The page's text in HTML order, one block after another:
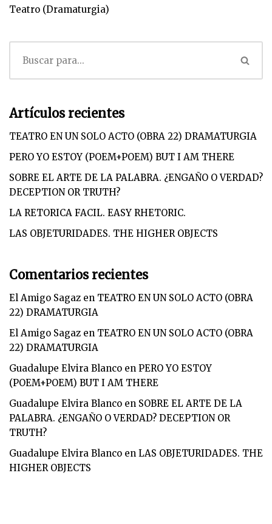
Teatro (Dramaturgia)
Artículos recientes
TEATRO EN UN SOLO ACTO (OBRA 22) DRAMATURGIA
PERO YO ESTOY (POEM+POEM) BUT I AM THERE
SOBRE EL ARTE DE LA PALABRA. ¿ENGAÑO O VERDAD?
DECEPTION OR TRUTH?
LA RETORICA FACIL. EASY RHETORIC.
LAS OBJETURIDADES. THE HIGHER OBJECTS
Comentarios recientes
El Amigo Sagaz en TEATRO EN UN SOLO ACTO (OBRA
22) DRAMATURGIA
El Amigo Sagaz en TEATRO EN UN SOLO ACTO (OBRA
22) DRAMATURGIA
Guadalupe Elvira Blanco en PERO YO ESTOY
(POEM+POEM) BUT I AM THERE
Guadalupe Elvira Blanco en SOBRE EL ARTE DE LA
PALABRA. ¿ENGAÑO O VERDAD? DECEPTION OR
TRUTH?
Guadalupe Elvira Blanco en LAS OBJETURIDADES. THE
HIGHER OBJECTS